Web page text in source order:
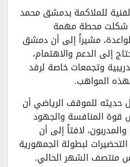
للملاكمة بدمشق محمد
شكلت محطة مهمة
مشيراً إلى أن دمشق
إلى الدعم والاهتمام،
وتجمعات خاصة لرفد
المواهب.
حديثه للموقف الرياضي أن
قوة المنافسة والجهود
لافتاً إلى أن
لبطولة الجمهورية
منتصف الشهر الحالي.